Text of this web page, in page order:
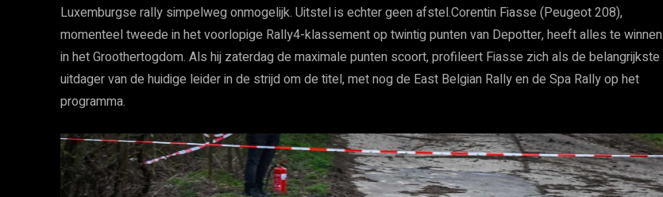
Luxemburgse rally simpelweg onmogelijk. Uitstel is echter geen afstel.Corentin Fiasse (Peugeot 208),
momenteel tweede in het voorlopige Rally4-klassement op twintig punten van Depotter, heeft alles te winnen
in het Groothertogdom. Als hij zaterdag de maximale punten scoort, profileert Fiasse zich als de belangrijkste
uitdager van de huidige leider in de strijd om de titel, met nog de East Belgian Rally en de Spa Rally op het
programma.